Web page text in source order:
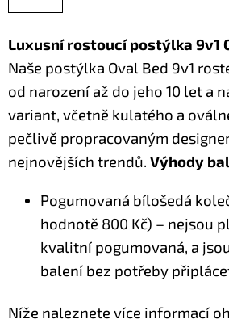
Luxusní rostoucí postýlka 9v1
Naše postýlka Oval Bed 9v1
od narození až do jeho 10 let a
variant, včetně kulatého a
pečlivě propracovaným
nejnovějších trendů. Výhody
Pogumovaná bílošedá
hodnotě 800 Kč) – nejsou
kvalitní pogumovaná, a
balení bez potřeby
Níže naleznete více informací